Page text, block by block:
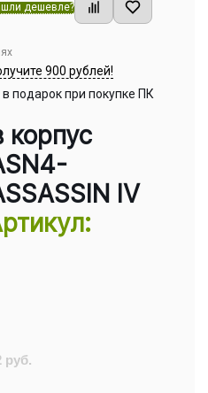
дешевле?
900 рублей!
подарок при покупке ПК
корпус
IV
руб.